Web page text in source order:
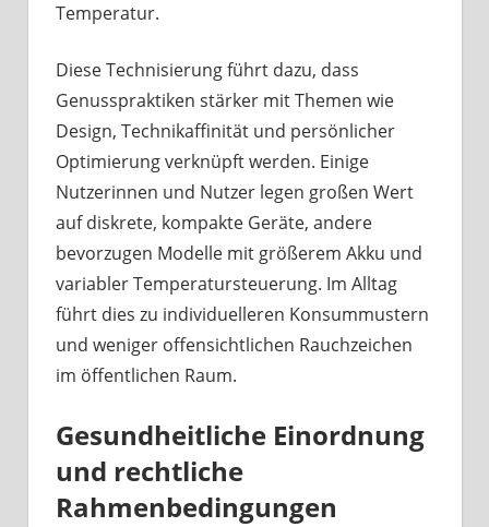
Temperatur.
Diese Technisierung führt dazu, dass
Genusspraktiken stärker mit Themen wie
Design, Technikaffinität und persönlicher
Optimierung verknüpft werden. Einige
Nutzerinnen und Nutzer legen großen Wert
auf diskrete, kompakte Geräte, andere
bevorzugen Modelle mit größerem Akku und
variabler Temperatursteuerung. Im Alltag
führt dies zu individuelleren Konsummustern
und weniger offensichtlichen Rauchzeichen
im öffentlichen Raum.
Gesundheitliche Einordnung
und rechtliche
Rahmenbedingungen